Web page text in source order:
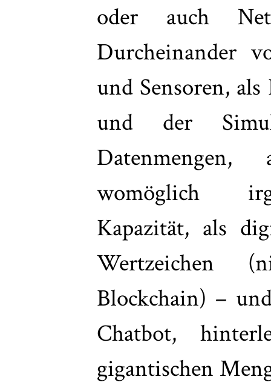
oder auch
Durcheinander
und Sensoren,
und der
womöglich
Kapazität, als
Blockchain) –
Chatbot,
gigantischen